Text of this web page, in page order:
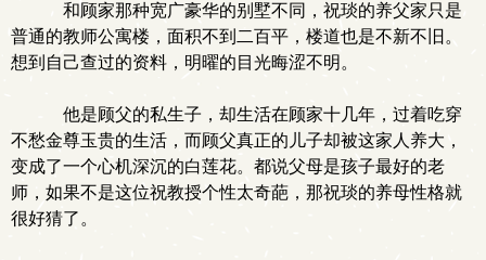
和顾家那种宽广豪华的别墅不同，祝琰的养父家只是
普通的教师公寓楼，面积不到二百平，楼道也是不新不旧。
想到自己查过的资料，明曜的目光晦涩不明。
他是顾父的私生子，却生活在顾家十几年，过着吃穿
不愁金尊玉贵的生活，而顾父真正的儿子却被这家人养大，
变成了一个心机深沉的白莲花。都说父母是孩子最好的老
师，如果不是这位祝教授个性太奇葩，那祝琰的养母性格就
很好猜了。